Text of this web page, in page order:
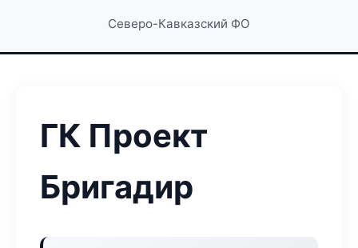
Северо-Кавказский ФО
ГК Проект
Бригадир